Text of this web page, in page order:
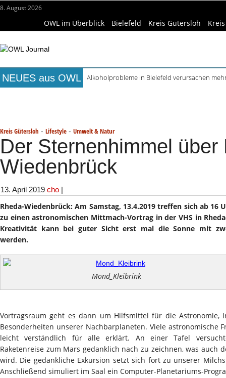
8. August 2026
OWL im Überblick Bielefeld Kreis Gütersloh
NEUES aus OWL
Alkoholprobleme in Bielefeld verursachen
Kreis Gütersloh - Lifestyle - Umwelt & Natur
Der Sternenhimmel über
Wiedenbrück
13. April 2019 cho |
Rheda-Wiedenbrück: Am Samstag, 13.4.2019 treffen sich ab 16
zu einen astronomischen Mittmach-Vortrag in der VHS in
Kreativität kann bei guter Sicht erst mal die Sonne mit
werden.
Mond_Kleibrink
Vortragsraum geht es dann um Hilfsmittel für die
Besonderheiten unserer Nachbarplaneten. Viele astronomische
leicht verständlich für alle erklärt. An einer Tafel
Raketenreise zum Mars gedanklich nach zu zeichnen, was auch
wird. Die gedankliche Exkursion setzt sich fort zu unserer
Anschließend simuliert im Saal ein Computer-Planetariums-